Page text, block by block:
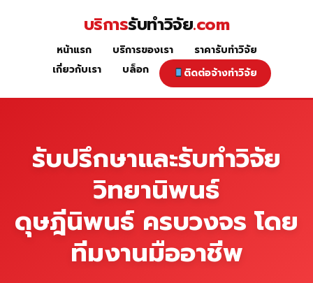
หน้าแรก
บริการรับทำวิจัย.com
หน้าแรก บริการของเรา
ราคารับทำวิจัย
เกี่ยวกับเรา
บล็อก ติดต่อจ้างทำวิจัย
รับปรึกษาและรับทำวิจัย
วิทยานิพนธ์
ดุษฎีนิพนธ์ ครบวงจร โดย
ทีมงานมืออาชีพ